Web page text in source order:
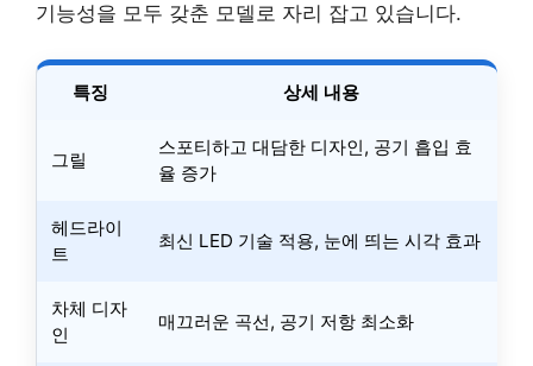
기능성을 모두 갖춘 모델로 자리 잡고 있습니다.
특징 상세 내용
그릴
스포티하고 대담한 디자인, 공기 흡입 효
율 증가
헤드라이
트
최신 LED 기술 적용, 눈에 띄는 시각 효과
차체 디자
인
매끄러운 곡선, 공기 저항 최소화